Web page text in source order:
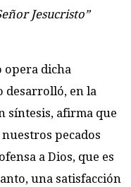
Jesucristo”
opera dicha
desarrolló, en la
síntesis, afirma que
pecados
a Dios, que es
una satisfacción